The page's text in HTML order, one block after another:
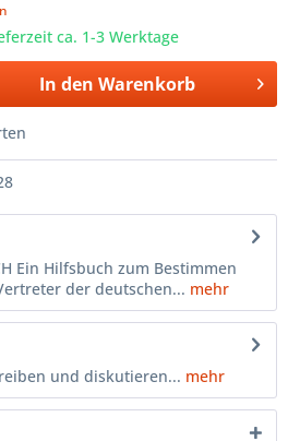
ca. 1-3 Werktage
In den Warenkorb
Ein Hilfsbuch zum Bestimmen
der deutschen... mehr
und diskutieren... mehr